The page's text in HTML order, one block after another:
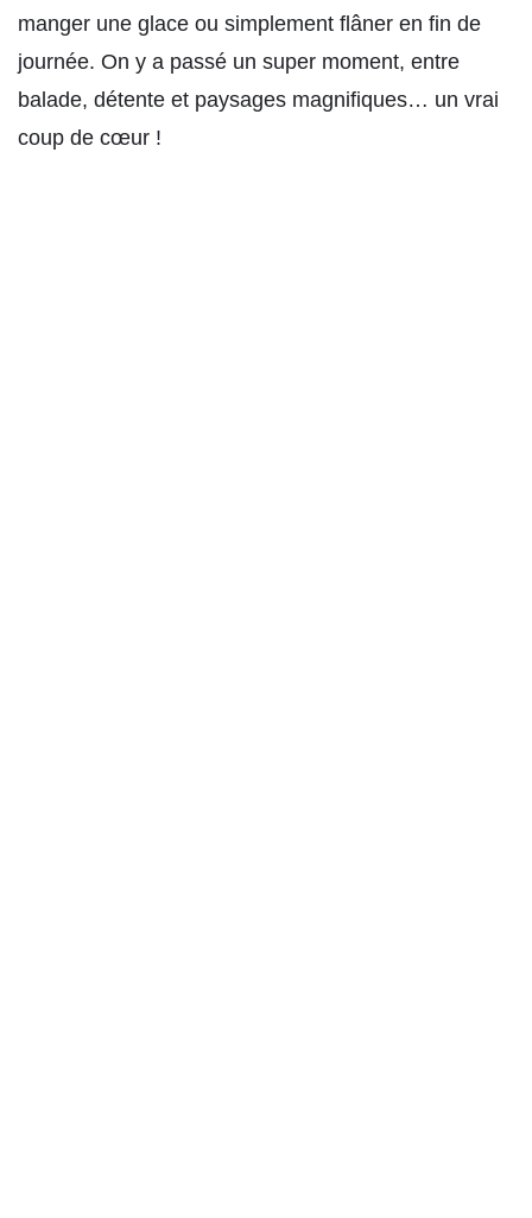
manger une glace ou simplement flâner en fin de
journée. On y a passé un super moment, entre
balade, détente et paysages magnifiques… un vrai
coup de cœur !